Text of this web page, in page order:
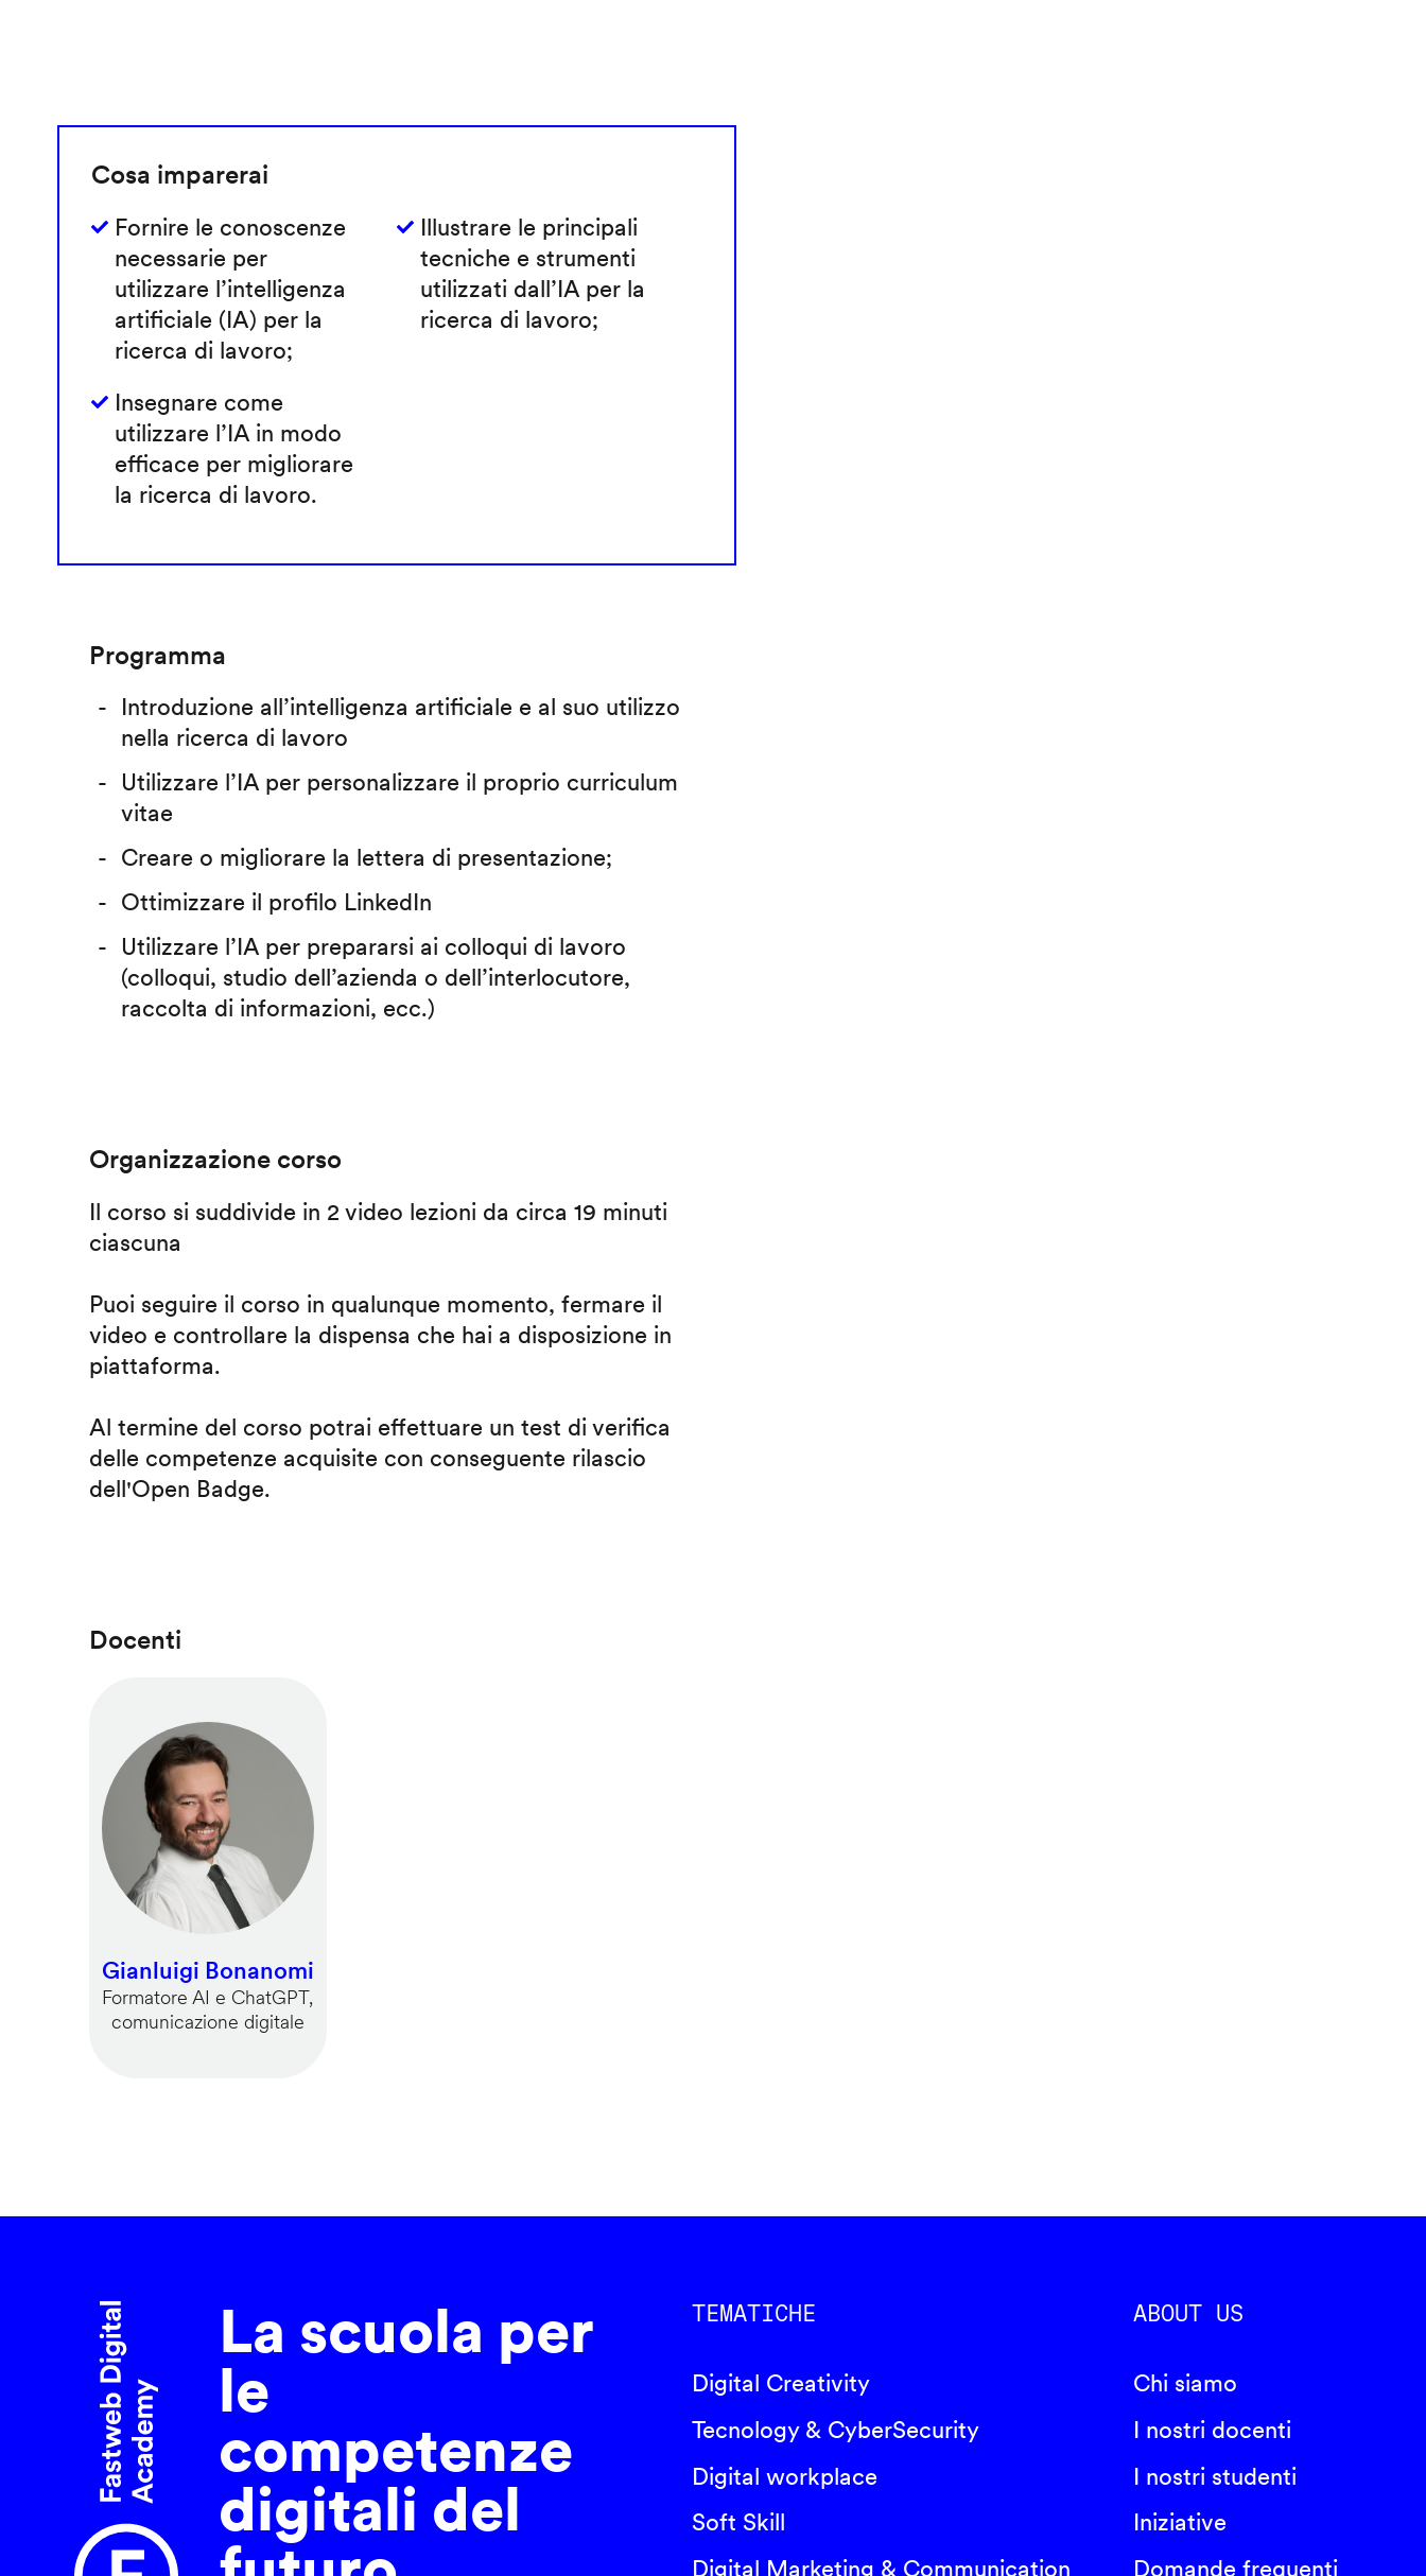
Cosa imparerai
Fornire le conoscenze
necessarie per
utilizzare l’intelligenza
artificiale (IA) per la
ricerca di lavoro;
Illustrare le principali
tecniche e strumenti
utilizzati dall’IA per la
ricerca di lavoro;
Insegnare come
utilizzare l’IA in modo
efficace per migliorare
la ricerca di lavoro.
Programma
Introduzione all’intelligenza artificiale e al suo utilizzo
nella ricerca di lavoro
Utilizzare l’IA per personalizzare il proprio curriculum
vitae
Creare o migliorare la lettera di presentazione;
Ottimizzare il profilo LinkedIn
Utilizzare l’IA per prepararsi ai colloqui di lavoro
(colloqui, studio dell’azienda o dell’interlocutore,
raccolta di informazioni, ecc.)
Organizzazione corso
Il corso si suddivide in 2 video lezioni da circa 19 minuti
ciascuna
Puoi seguire il corso in qualunque momento, fermare il
video e controllare la dispensa che hai a disposizione in
piattaforma.
Al termine del corso potrai effettuare un test di verifica
delle competenze acquisite con conseguente rilascio
dell'Open Badge.
Docenti
Gianluigi Bonanomi
Formatore AI e ChatGPT,
comunicazione digitale
La scuola per
le
competenze
digitali del
TEMATICHE
Digital Creativity
Tecnology & CyberSecurity
Digital workplace
Soft Skill
Digital Marketing & Communication
ABOUT US
Chi siamo
I nostri docenti
I nostri studenti
Iniziative
Domande frequenti